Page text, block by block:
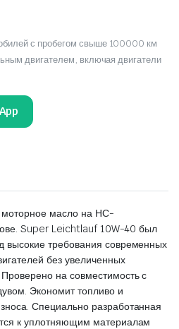
с пробегом свыше 100000 км
двигателем, включая двигатели
моторное масло на НС-
Super Leichtlauf 10W-40 был
высокие требования современных
без увеличенных
на совместимость с
Экономит топливо и
Специально разработанная
к уплотняющим материалам